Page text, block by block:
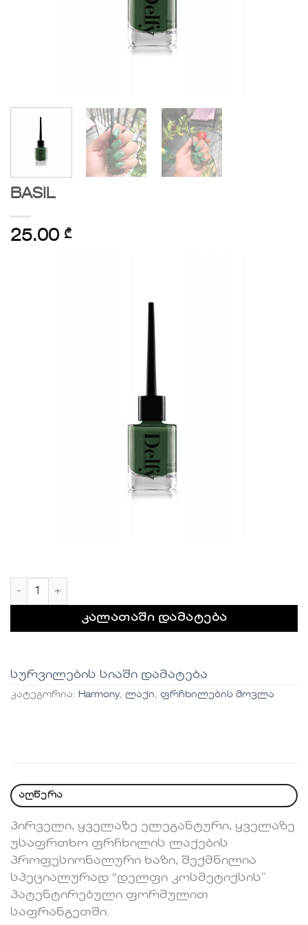
BASIL
25.00 ₾
რაოდენობა: BASIL
კალათაში დამატება
სურვილების სიაში დამატება
კატეგორია: Harmony, ლაქი, ფრჩხილების მოვლა
აღწერა
პირველი, ყველაზე ელეგანტური, ყველაზე
უსაფრთხო ფრჩხილის ლაქების
პროფესიონალური ხაზი, შექმნილია
სპეციალურად “დელფი კოსმეტიქსის”
პატენტირებული ფორმულით
საფრანგეთში.